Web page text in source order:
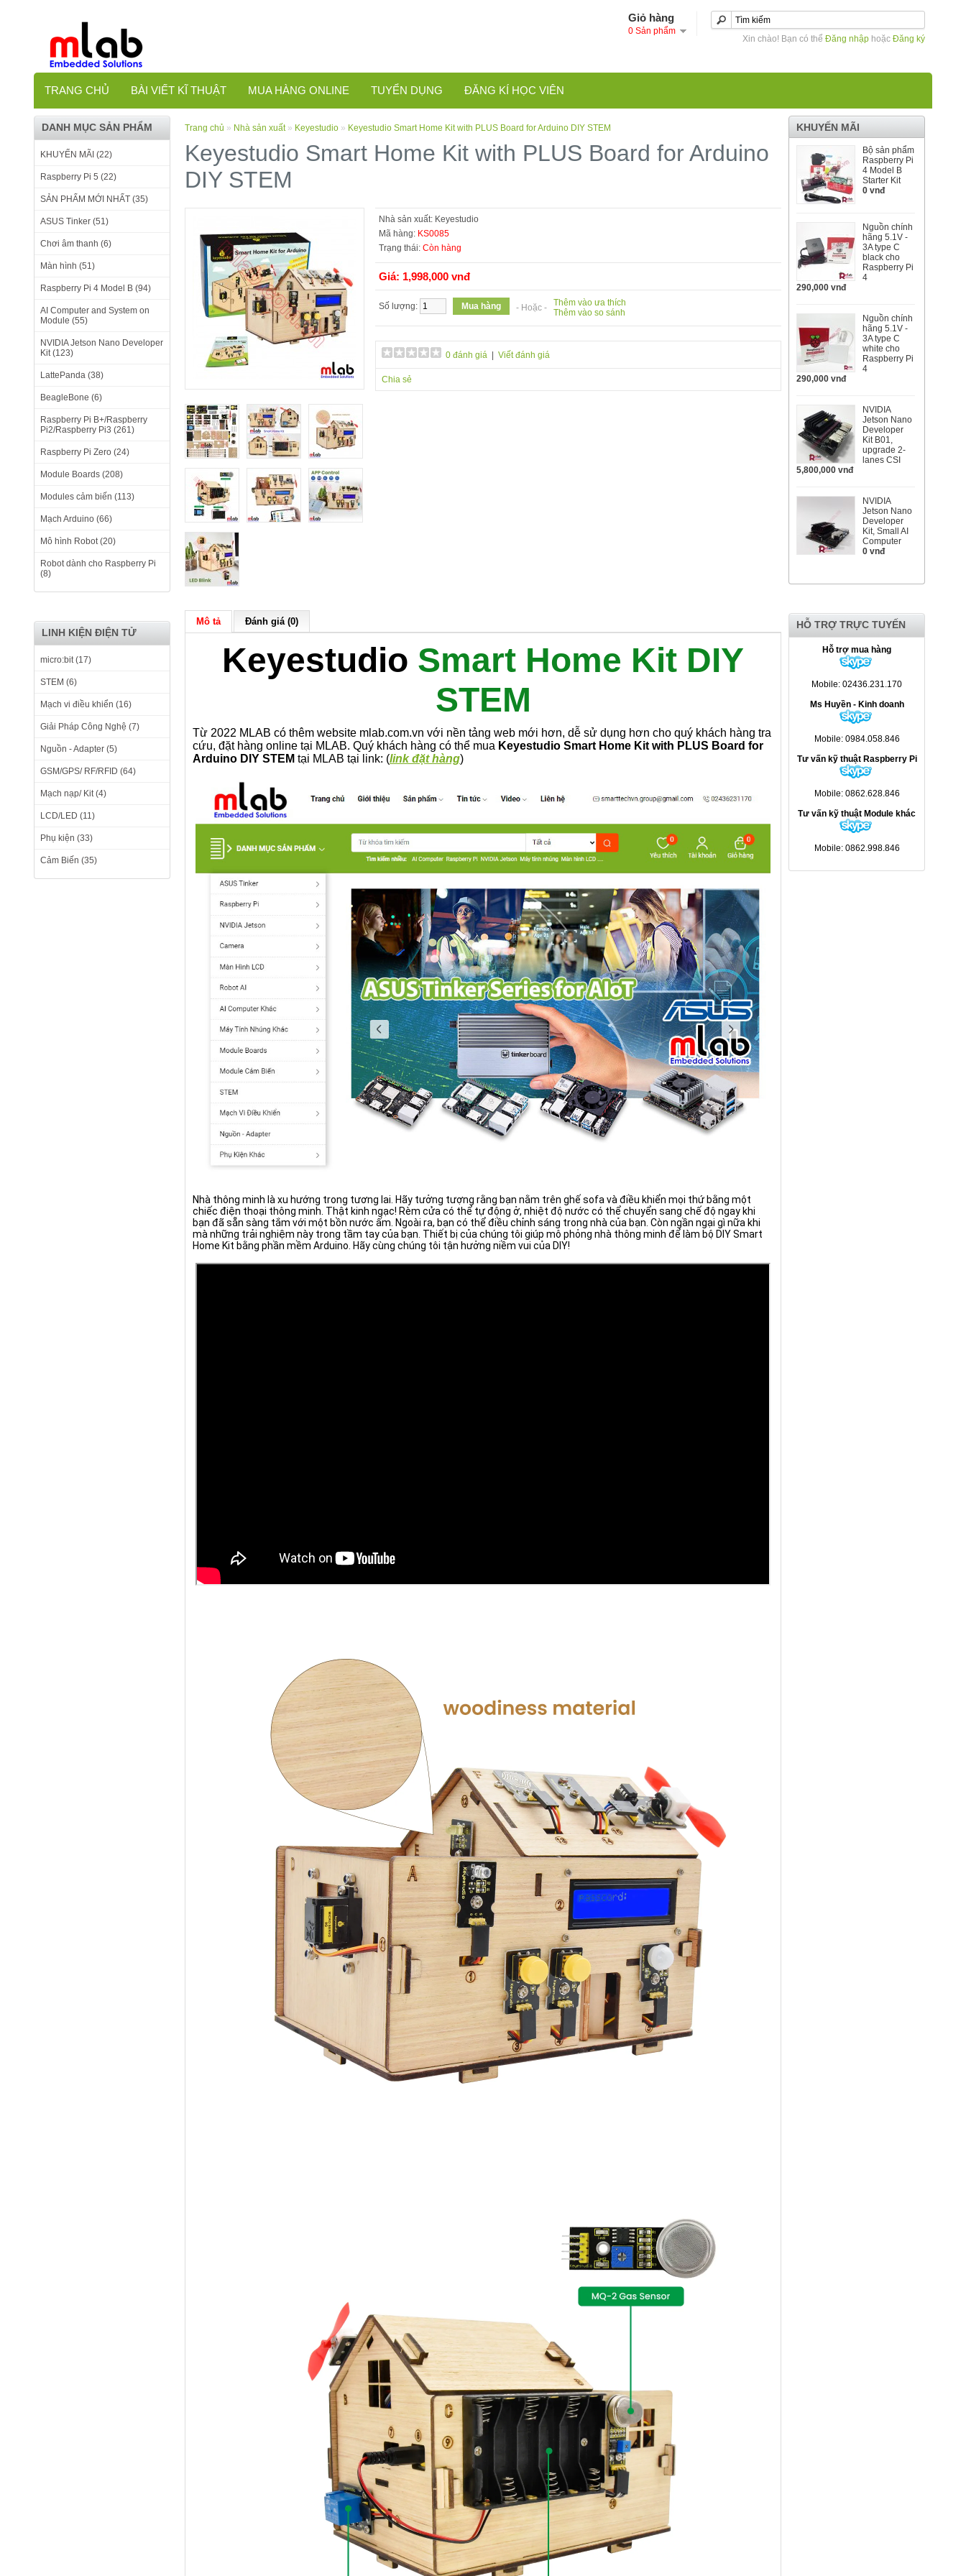
Giỏ hàng
0 Sản phẩm
Xin chào! Bạn có thể Đăng nhập hoặc Đăng ký
TRANG CHỦ BÀI VIẾT KĨ THUẬT MUA HÀNG ONLINE TUYỂN DỤNG ĐĂNG KÍ HỌC VIÊN
DANH MỤC SẢN PHẨM
KHUYẾN MÃI (22)
Raspberry Pi 5 (22)
SẢN PHẨM MỚI NHẤT (35)
ASUS Tinker (51)
Chơi âm thanh (6)
Màn hình (51)
Raspberry Pi 4 Model B (94)
AI Computer and System on
Module (55)
NVIDIA Jetson Nano Developer
Kit (123)
LattePanda (38)
BeagleBone (6)
Raspberry Pi B+/Raspberry
Pi2/Raspberry Pi3 (261)
Raspberry Pi Zero (24)
Module Boards (208)
Modules cảm biến (113)
Mạch Arduino (66)
Mô hình Robot (20)
Robot dành cho Raspberry Pi
(8)
LINH KIỆN ĐIỆN TỬ
micro:bit (17)
STEM (6)
Mạch vi điều khiển (16)
Giải Pháp Công Nghệ (7)
Nguồn - Adapter (5)
GSM/GPS/ RF/RFID (64)
Mạch nạp/ Kit (4)
LCD/LED (11)
Phụ kiện (33)
Cảm Biến (35)
KHUYẾN MÃI
Bộ sản phẩm
Raspberry Pi
4 Model B
Starter Kit
0 vnđ
Nguồn chính
hãng 5.1V -
3A type C
black cho
Raspberry Pi
4
290,000 vnđ
Nguồn chính
hãng 5.1V -
3A type C
white cho
Raspberry Pi
4
290,000 vnđ
NVIDIA
Jetson Nano
Developer
Kit B01,
upgrade 2-
lanes CSI
5,800,000 vnđ
NVIDIA
Jetson Nano
Developer
Kit, Small AI
Computer
0 vnđ
HỖ TRỢ TRỰC TUYẾN
Hỗ trợ mua hàng
Mobile: 02436.231.170
Ms Huyền - Kinh doanh
Mobile: 0984.058.846
Tư vấn kỹ thuật Raspberry Pi
Mobile: 0862.628.846
Tư vấn kỹ thuật Module khác
Mobile: 0862.998.846
Trang chủ » Nhà sản xuất» Keyestudio » Keyestudio Smart Home Kit with PLUS Board for Arduino DIY STEM
Keyestudio Smart Home Kit with PLUS Board for Arduino
DIY STEM
Nhà sản xuất: Keyestudio
Mã hàng: KS0085
Trạng thái: Còn hàng
Giá: 1,998,000 vnđ
Số lượng: - Hoặc - Thêm vào ưa thích
Thêm vào so sánh
0 đánh giá Viết đánh giá
Chia sẻ
Mô tả Đánh giá (0)
Keyestudio Smart Home Kit DIY
STEM
Từ 2022 MLAB có thêm website mlab.com.vn với nền tảng web mới hơn, dễ sử dụng hơn cho quý khách hàng tra
cứu, đặt hàng online tại MLAB. Quý khách hàng có thể mua Keyestudio Smart Home Kit with PLUS Board for
Arduino DIY STEM tại MLAB tại link: (link đặt hàng)
Nhà thông minh là xu hướng trong tương lai. Hãy tưởng tượng rằng bạn nằm trên ghế sofa và điều khiển mọi thứ bằng một
chiếc điện thoại thông minh. Thật kinh ngạc! Rèm cửa có thể tự động ở, nhiệt độ nước có thể chuyển sang chế độ ngay khi
bạn đã sẵn sàng tắm với một bồn nước ấm. Ngoài ra, bạn có thể điều chỉnh sáng trong nhà của bạn. Còn ngần ngại gì nữa khi
mà những trải nghiệm này trong tầm tay của bạn. Thiết bị của chúng tôi giúp mô phỏng nhà thông minh để làm bộ DIY Smart
Home Kit bằng phần mềm Arduino. Hãy cùng chúng tôi tận hưởng niềm vui của DIY!